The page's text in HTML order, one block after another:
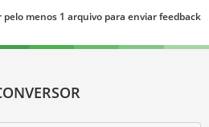
menos 1 arquivo para enviar feedback